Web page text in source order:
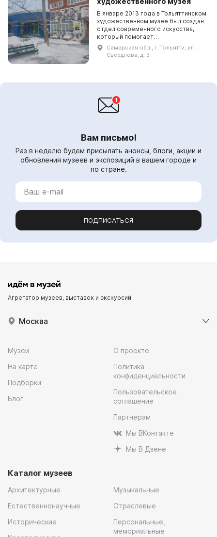
В январе 2013 года в Тольяттинском
художественном музее был создан
отдел современного искусства,
который помогает
популяризировать актуальное
искусство и знакомить горожан с
его основными тенденциями....
Самарская обл., г. Тольятти, ул.
Свердлова, д. 3
Вам письмо!
Раз в неделю будем присылать анонсы, блоги, акции и
обновления музеев и экспозиций в вашем городе и
по стране.
ПОДПИСАТЬСЯ
Агрегатор музеев, выставок и экскурсий
Москва
Музеи
На карте
Подборки
Блог
О проекте
Политика
конфиденциальности
Пользовательское
соглашение
Партнерам
Мы ВКонтакте
Мы В Дзене
Каталог музеев
Архитектурные
Естественнонаучные
Исторические
Музыкальные
Отраслевые
Персональные,
мемориальные